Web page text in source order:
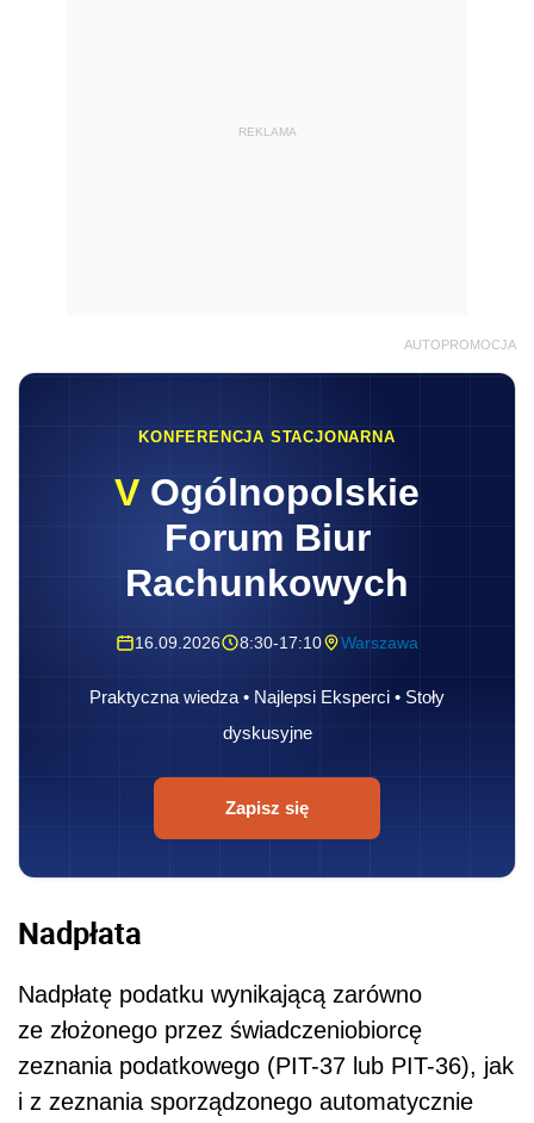
REKLAMA
AUTOPROMOCJA
KONFERENCJA STACJONARNA
V Ogólnopolskie
Forum Biur
Rachunkowych
16.09.2026 8:30-17:10 Warszawa
Praktyczna wiedza • Najlepsi Eksperci • Stoły
dyskusyjne
Zapisz się
Nadpłata
Nadpłatę podatku wynikającą zarówno
ze złożonego przez świadczeniobiorcę
zeznania podatkowego (PIT-37 lub PIT-36), jak
i z zeznania sporządzonego automatycznie